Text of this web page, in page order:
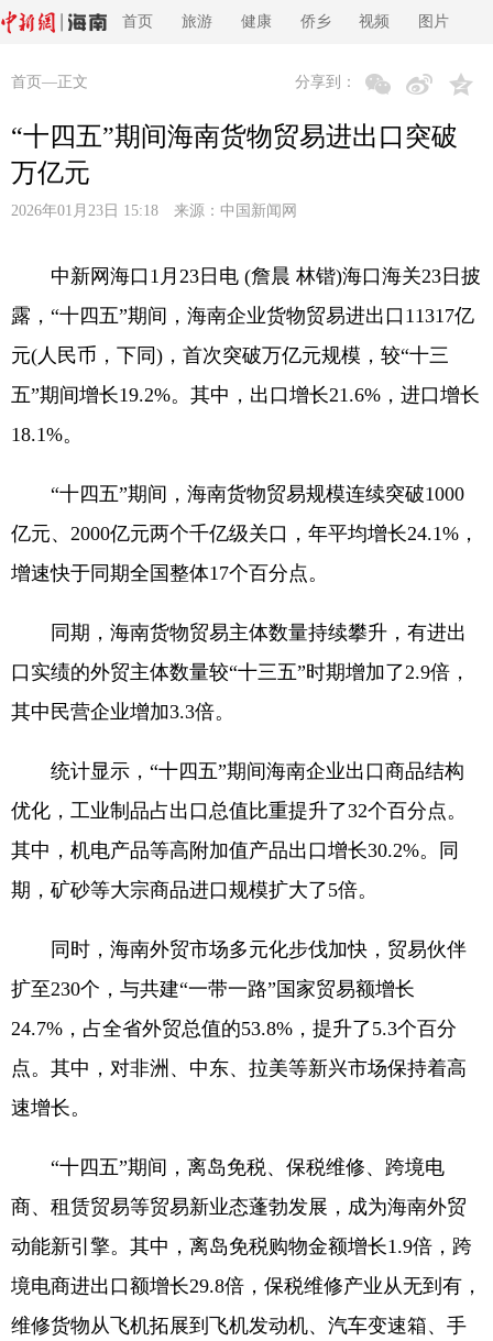
首页 旅游 健康 侨乡 视频 图片
首页 —正文 分享到：
“十四五”期间海南货物贸易进出口突破
万亿元
2026年01月23日 15:18 来源： 中国新闻网
中新网海口1月23日电 (詹晨 林锴)海口海关23日披
露，“十四五”期间，海南企业货物贸易进出口11317亿
元(人民币，下同)，首次突破万亿元规模，较“十三
五”期间增长19.2%。其中，出口增长21.6%，进口增长
18.1%。
“十四五”期间，海南货物贸易规模连续突破1000
亿元、2000亿元两个千亿级关口，年平均增长24.1%，
增速快于同期全国整体17个百分点。
同期，海南货物贸易主体数量持续攀升，有进出
口实绩的外贸主体数量较“十三五”时期增加了2.9倍，
其中民营企业增加3.3倍。
统计显示，“十四五”期间海南企业出口商品结构
优化，工业制品占出口总值比重提升了32个百分点。
其中，机电产品等高附加值产品出口增长30.2%。同
期，矿砂等大宗商品进口规模扩大了5倍。
同时，海南外贸市场多元化步伐加快，贸易伙伴
扩至230个，与共建“一带一路”国家贸易额增长
24.7%，占全省外贸总值的53.8%，提升了5.3个百分
点。其中，对非洲、中东、拉美等新兴市场保持着高
速增长。
“十四五”期间，离岛免税、保税维修、跨境电
商、租赁贸易等贸易新业态蓬勃发展，成为海南外贸
动能新引擎。其中，离岛免税购物金额增长1.9倍，跨
境电商进出口额增长29.8倍，保税维修产业从无到有，
维修货物从飞机拓展到飞机发动机、汽车变速箱、手